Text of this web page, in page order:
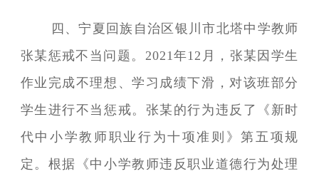
四、宁夏回族自治区银川市北塔中学教师
张某惩戒不当问题。2021年12月，张某因学生
作业完成不理想、学习成绩下滑，对该班部分
学生进行不当惩戒。张某的行为违反了《新时
代中小学教师职业行为十项准则》第五项规
定。根据《中小学教师违反职业道德行为处理